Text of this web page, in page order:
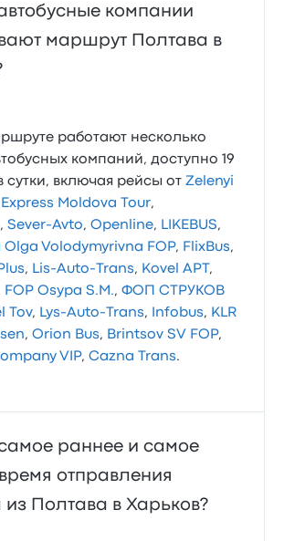
компании
маршрут Полтава в
работают несколько
компаний, доступно 19
сутки, включая рейсы отZelenyi
Express Moldova Tour,
Sever-Avto,Openline, LIKEBUS,
Olga Volodymyrivna FOP, FlixBus,
, Lis-Auto-Trans, Kovel APT,
FOP Osypa S.M.,ФОП СТРУКОВ
Tov, Lys-Auto-Trans, Infobus, KLR
,Orion Bus, Brintsov SV FOP,
VIP,Cazna Trans.
раннее и самое
отправления
из Полтава в Харьков?